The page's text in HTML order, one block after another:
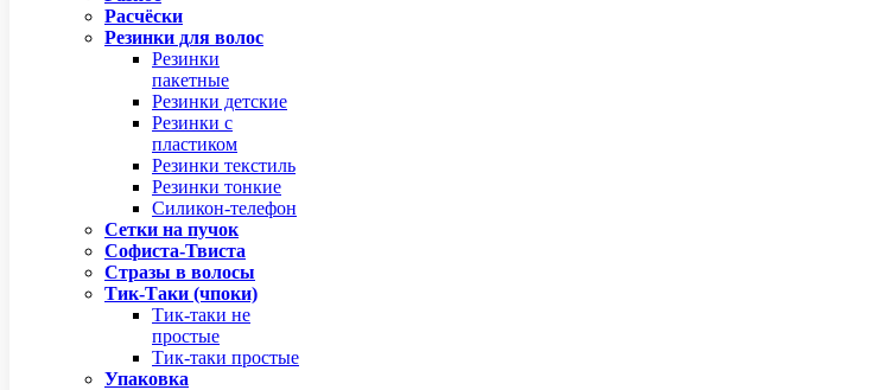
Расчёски
Резинки для волос
Резинки
пакетные
Резинки детские
Резинки с
пластиком
Резинки текстиль
Резинки тонкие
Силикон-телефон
Сетки на пучок
Софиста-Твиста
Стразы в волосы
Тик-Таки (чпоки)
Тик-таки не
простые
Тик-таки простые
Упаковка